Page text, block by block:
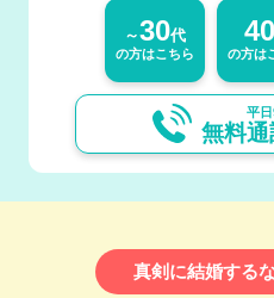
～30代
の方はこちら
40
の方は
平
無料通
真剣に結婚する